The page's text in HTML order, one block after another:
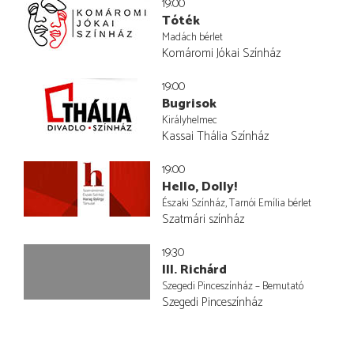
Tóték
Madách bérlet
Komáromi Jókai Színház
19:00
Bugrisok
Királyhelmec
Kassai Thália Színház
19:00
Hello, Dolly!
Északi Színház, Tarnói Emília bérlet
Szatmári színház
19:30
III. Richárd
Szegedi Pinceszínház – Bemutató
Szegedi Pinceszínház